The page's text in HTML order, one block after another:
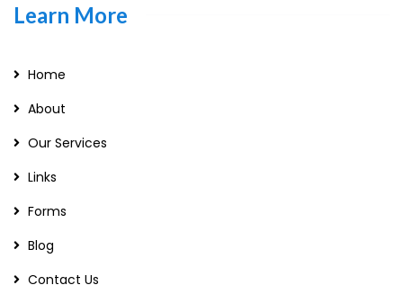
Learn More
Home
About
Our Services
Links
Forms
Blog
Contact Us